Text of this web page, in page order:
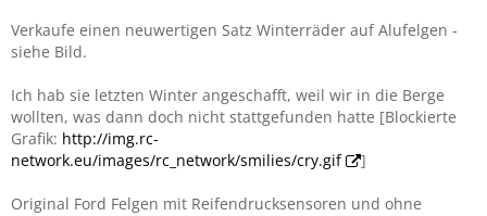
Verkaufe einen neuwertigen Satz Winterräder auf Alufelgen -
siehe Bild.
Ich hab sie letzten Winter angeschafft, weil wir in die Berge
wollten, was dann doch nicht stattgefunden hatte [Blockierte
Grafik: http://img.rc-
network.eu/images/rc_network/smilies/cry.gif
]
Original Ford Felgen mit Reifendrucksensoren und ohne